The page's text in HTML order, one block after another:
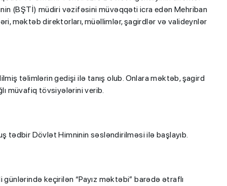
(BŞTİ) müdiri vəzifəsini müvəqqəti icra edən Mehriban
məktəb direktorları, müəllimlər, şagirdlər və valideynlər
təlimlərin gedişi ilə tanış olub. Onlara məktəb, şagird
müvafiq tövsiyələrini verib.
tədbir Dövlət Himninin səsləndirilməsi ilə başlayıb.
keçirilən “Payız məktəbi” barədə ətraflı